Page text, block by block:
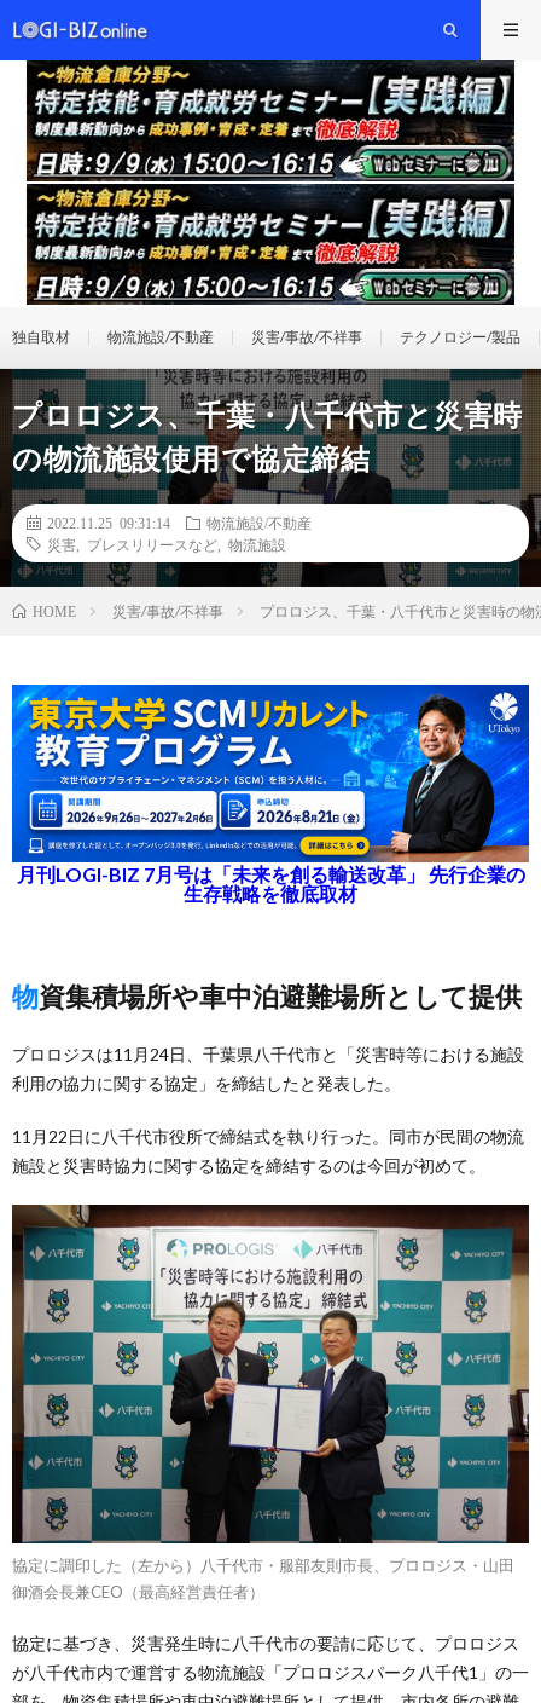
独自取材 物流施設/不動産 災害/事故/不祥事 テクノロジー/製品
プロロジス、千葉・八千代市と災害時
の物流施設使用で協定締結
2022.11.25 09:31:14
物流施設/不動産
災害
プレスリリースなど 物流施設
HOME 災害/事故/不祥事 プロロジス、千葉・八千代市と災害時の
月刊LOGI-BIZ 7月号は「未来を創る輸送改革」 先行企業の
生存戦略を徹底取材
物資集積場所や車中泊避難場所として提供
プロロジスは11月24日、千葉県八千代市と「災害時等における施設
利用の協力に関する協定」を締結したと発表した。
11月22日に八千代市役所で締結式を執り行った。同市が民間の物流
施設と災害時協力に関する協定を締結するのは今回が初めて。
協定に調印した（左から）八千代市・服部友則市長、プロロジス・山田
御酒会長兼CEO（最高経営責任者）
協定に基づき、災害発生時に八千代市の要請に応じて、プロロジス
が八千代市内で運営する物流施設「プロロジスパーク八千代1」の一